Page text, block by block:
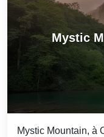
Mystic
Mystic Mountain, à